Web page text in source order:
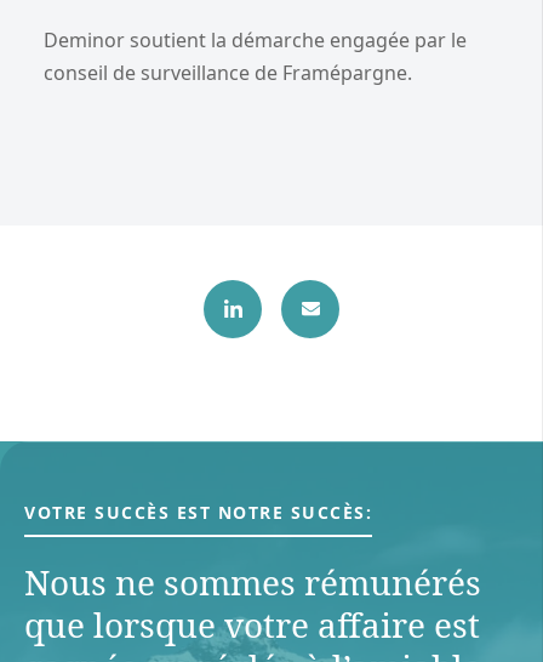
Deminor soutient la démarche engagée par le
conseil de surveillance de Framépargne.
VOTRE SUCCÈS EST NOTRE SUCCÈS:
Nous ne sommes rémunérés
que lorsque votre aﬀaire est